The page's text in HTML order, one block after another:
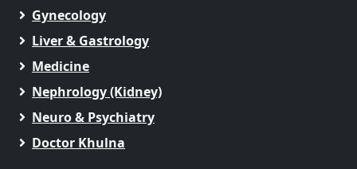
Gynecology
Liver & Gastrology
Medicine
Nephrology (Kidney)
Neuro & Psychiatry
Doctor Khulna